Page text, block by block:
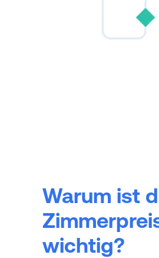
Warum ist
wichtig?